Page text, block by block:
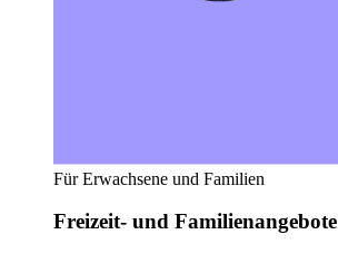
Für Erwachsene und Familien
Freizeit- und Familienangebote